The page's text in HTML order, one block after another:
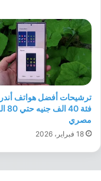
ترشيحات أفضل هواتف
فئة
مصري
18 فبراير، 2026